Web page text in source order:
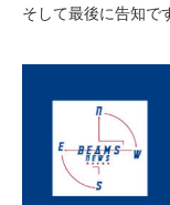
そして最後に告知で